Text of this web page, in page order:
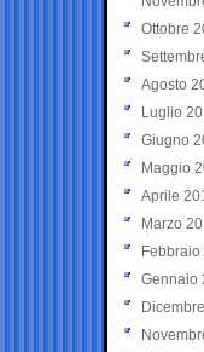
Ottobre
Agosto
Luglio
Giugno
Maggio
Aprile
Marzo
Febbraio
Gennaio